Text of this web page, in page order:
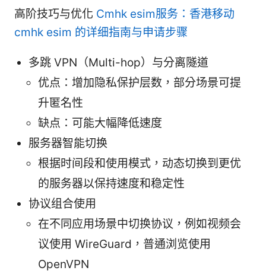
高阶技巧与优化 Cmhk esim服务：香港移动
cmhk esim 的详细指南与申请步骤
多跳 VPN（Multi-hop）与分离隧道
优点：增加隐私保护层数，部分场景可提
升匿名性
缺点：可能大幅降低速度
服务器智能切换
根据时间段和使用模式，动态切换到更优
的服务器以保持速度和稳定性
协议组合使用
在不同应用场景中切换协议，例如视频会
议使用 WireGuard，普通浏览使用
OpenVPN